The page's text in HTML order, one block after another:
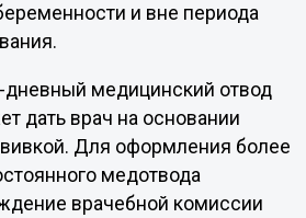
и вне периода
дневный медицинский отвод
дать врач на основании
Для оформления более
медотвода
врачебной комиссии